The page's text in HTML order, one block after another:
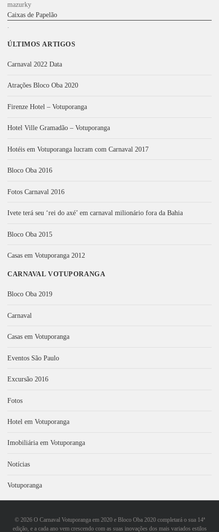
mazurky
Caixas de Papelão
ÚLTIMOS ARTIGOS
Carnaval 2022 Data
Atrações Bloco Oba 2020
Firenze Hotel – Votuporanga
Hotel Ville Gramadão – Votuporanga
Hotéis em Votuporanga lucram com Carnaval 2017
Bloco Oba 2016
Fotos Carnaval 2016
Ivete terá seu ‘rei do axé’ em carnaval milionário fora da Bahia
Bloco Oba 2015
Casas em Votuporanga 2012
CARNAVAL VOTUPORANGA
Bloco Oba 2019
Carnaval
Casas em Votuporanga
Eventos São Paulo
Excursão 2016
Fotos
Hotel em Votuporanga
Imobiliária em Votuporanga
Notícias
Votuporanga
©2026 O Carnaval Votuporanga em 2020 e Bloco Oba 2020 completará o sua 14ª
edição, e a cada ano vem crescendo com as suas inovações dos mais variados estilos